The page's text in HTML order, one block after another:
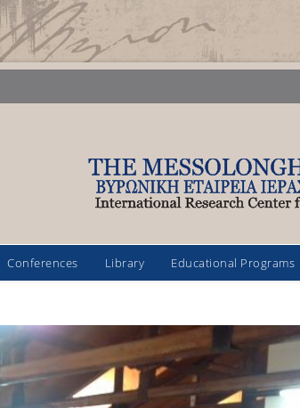
Conferences Library Educational Programs